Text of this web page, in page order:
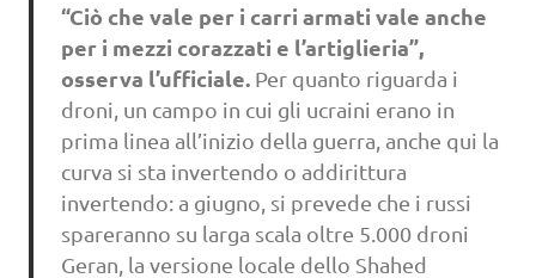
“Ciò che vale per i carri armati vale anche
per i mezzi corazzati e l’artiglieria”,
osserva l’ufficiale. Per quanto riguarda i
droni, un campo in cui gli ucraini erano in
prima linea all’inizio della guerra, anche qui la
curva si sta invertendo o addirittura
invertendo: a giugno, si prevede che i russi
spareranno su larga scala oltre 5.000 droni
Geran, la versione locale dello Shahed